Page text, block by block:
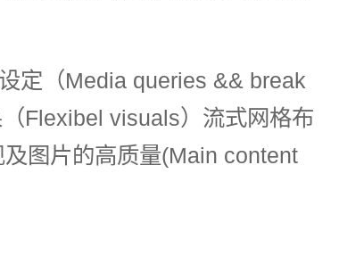
定（Media queries && break
Flexibel visuals）流式网格布
图片的高质量(Main content